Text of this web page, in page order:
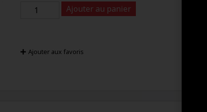
Ajouter au panier
Ajouter aux favoris